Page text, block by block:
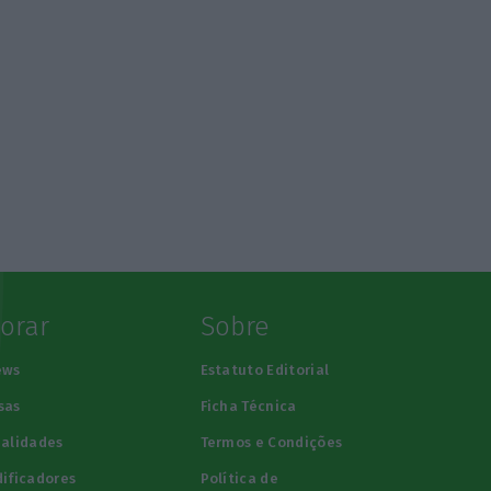
Sobre
Estatuto Editorial
Ficha Técnica
Termos e Condições
Política de